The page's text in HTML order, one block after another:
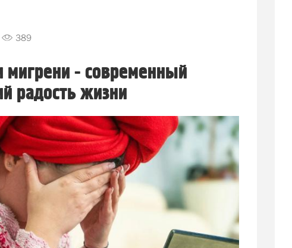
389
мигрени - современный
радость жизни